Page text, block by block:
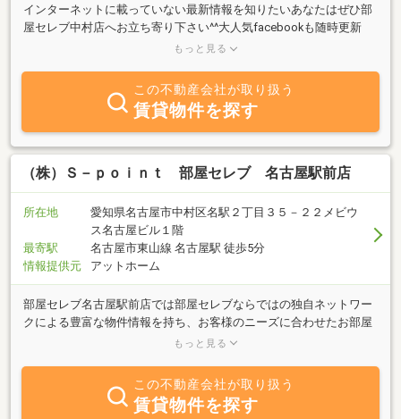
インターネットに載っていない最新情報を知りたいあなたはぜひ部
屋セレブ中村店へお立ち寄り下さい^^大人気facebookも随時更新
中！お部屋の情報もいろいろ載せています♪詳しくは「部屋セレブ
もっと見る
この不動産会社が取り扱う
賃貸物件を探す
（株）Ｓ－ｐｏｉｎｔ 部屋セレブ 名古屋駅前店
所在地
愛知県名古屋市中村区名駅２丁目３５－２２メビウ
ス名古屋ビル１階
最寄駅
名古屋市東山線 名古屋駅 徒歩5分
情報提供元
アットホーム
部屋セレブ名古屋駅前店では部屋セレブならではの独自ネットワー
クによる豊富な物件情報を持ち、お客様のニーズに合わせたお部屋
のご提案をさせていただいております。また、学生さん・新婚さ
取り揃えておりますので住まいに関しての質問がございましたら、
何でもお問い合わせください。また、敷金・礼金ゼロ物件、ペット
可物件、保証人不要物件など人気のインターネット無料物件も多数
もっと見る
この不動産会社が取り扱う
賃貸物件を探す